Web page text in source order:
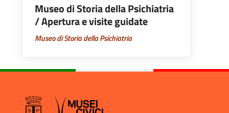
Museo di Storia della Psichiatria
/ Apertura e visite guidate
Museo di Storia della Psichiatria